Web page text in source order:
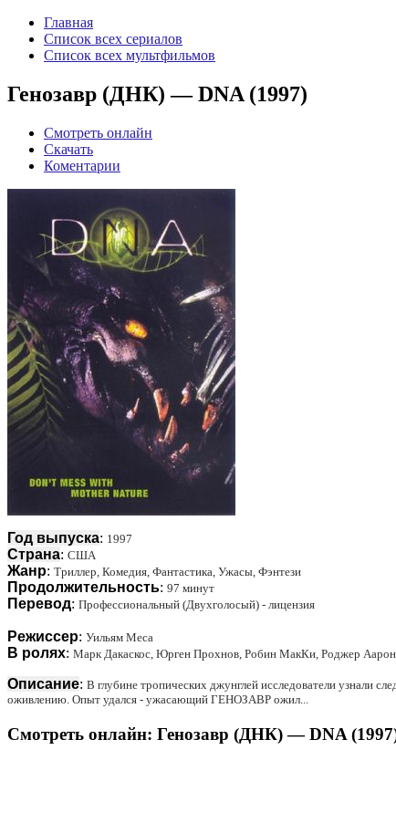
Главная
Список всех сериалов
Список всех мультфильмов
Генозавр (ДНК) — DNA (1997)
Смотреть онлайн
Скачать
Коментарии
Год выпуска: 1997
Страна: США
Жанр: Триллер, Комедия, Фантастика, Ужасы, Фэнтези
Продолжительность: 97 минут
Перевод: Профессиональный (Двухголосый) - лицензия
Режиссер: Уильям Меса
В ролях: Марк Дакаскос, Юрген Прохнов, Робин МакКи, Роджер
Описание: В глубине тропических джунглей исследователи узнали
оживлению. Опыт удался - ужасающий ГЕНОЗАВР ожил...
Смотреть онлайн: Генозавр (ДНК) — DNA